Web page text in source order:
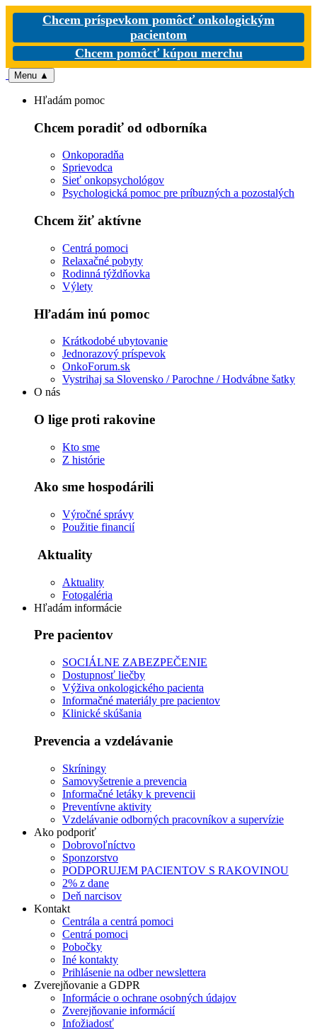
Chcem príspevkom pomôcť onkologickým
pacientom
Chcem pomôcť kúpou merchu
Menu ▲
Hľadám pomoc
Chcem poradiť od odborníka
Onkoporadňa
Sprievodca
Sieť onkopsychológov
Psychologická pomoc pre príbuzných a pozostalých
Chcem žiť aktívne
Centrá pomoci
Relaxačné pobyty
Rodinná týždňovka
Výlety
Hľadám inú pomoc
Krátkodobé ubytovanie
Jednorazový príspevok
OnkoForum.sk
Vystrihaj sa Slovensko / Parochne / Hodvábne šatky
O nás
O lige proti rakovine
Kto sme
Z histórie
Ako sme hospodárili
Výročné správy
Použitie financií
Aktuality
Aktuality
Fotogaléria
Hľadám informácie
Pre pacientov
SOCIÁLNE ZABEZPEČENIE
Dostupnosť liečby
Výživa onkologického pacienta
Informačné materiály pre pacientov
Klinické skúšania
Prevencia a vzdelávanie
Skríningy
Samovyšetrenie a prevencia
Informačné letáky k prevencii
Preventívne aktivity
Vzdelávanie odborných pracovníkov a supervízie
Ako podporiť
Dobrovoľníctvo
Sponzorstvo
PODPORUJEM PACIENTOV S RAKOVINOU
2% z dane
Deň narcisov
Kontakt
Centrála a centrá pomoci
Centrá pomoci
Pobočky
Iné kontakty
Prihlásenie na odber newslettera
Zverejňovanie a GDPR
Informácie o ochrane osobných údajov
Zverejňovanie informácií
Infožiadosť